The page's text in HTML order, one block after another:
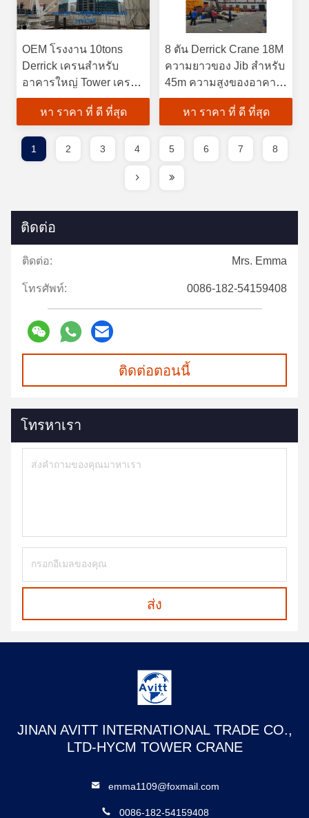
OEM โรงงาน 10tons
Derrick เครนสําหรับ
อาคารใหญ่ Tower เครน
ภายในอาคารที่จะย้าย
หา ราคา ที่ ดี ที่สุด
8 ตัน Derrick Crane 18M
ความยาวของ Jib สําหรับ
45m ความสูงของอาคาร
สร้างอาคาร ตลาดอินเดีย
หา ราคา ที่ ดี ที่สุด
1 2 3 4 5 6 7 8
ติดต่อ
ติดต่อ: Mrs. Emma
โทรศัพท์: 0086-182-54159408
ติดต่อตอนนี้
โทรหาเรา
ส่ง
JINAN AVITT INTERNATIONAL TRADE CO.,
LTD-HYCM TOWER CRANE
emma1109@foxmail.com
0086-182-54159408